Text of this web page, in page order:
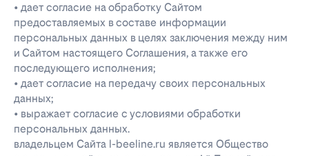
• дает согласие на обработку Сайтом
предоставляемых в составе информации
персональных данных в целях заключения между ним
и Сайтом настоящего Соглашения, а также его
последующего исполнения;
• дает согласие на передачу своих персональных
данных;
• выражает согласие с условиями обработки
персональных данных.
владельцем Сайта l-beeline.ru является Общество